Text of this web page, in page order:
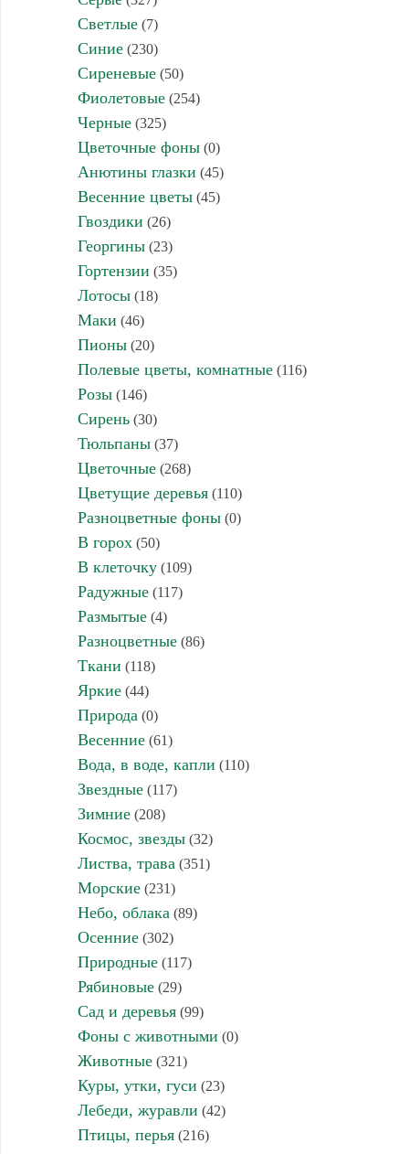
Светлые(7)
Синие(230)
Сиреневые(50)
Фиолетовые(254)
Черные(325)
Цветочные фоны(0)
Анютины глазки (45)
Весенние цветы(45)
Гвоздики (26)
Георгины(23)
Гортензии (35)
Лотосы(18)
Маки (46)
Пионы(20)
Полевые цветы, комнатные(116)
Розы(146)
Сирень(30)
Тюльпаны(37)
Цветочные(268)
Цветущие деревья(110)
Разноцветные фоны(0)
В горох(50)
В клеточку(109)
Радужные(117)
Размытые(4)
Разноцветные(86)
Ткани (118)
Яркие(44)
Природа (0)
Весенние(61)
Вода, в воде, капли (110)
Звездные(117)
Зимние(208)
Космос, звезды(32)
Листва, трава (351)
Морские(231)
Небо, облака (89)
Осенние(302)
Природные(117)
Рябиновые(29)
Сад и деревья(99)
Фоны с животными (0)
Животные(321)
Куры, утки, гуси (23)
Лебеди, журавли (42)
Птицы, перья(216)